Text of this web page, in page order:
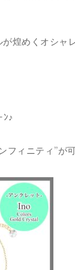
煌めくオシャ
♪
フィニティ”